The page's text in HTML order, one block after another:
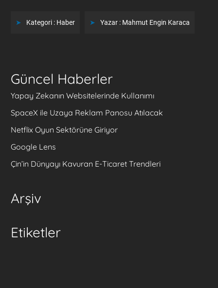
Kategori : Haber Yazar : Mahmut Engin Karaca
Güncel Haberler
Yapay Zekanın Websitelerinde Kullanımı
SpaceX ile Uzaya Reklam Panosu Atılacak
Netflix Oyun Sektörüne Giriyor
Google Lens
Çin’in Dünyayı Kavuran E-Ticaret Trendleri
Arşiv
Etiketler